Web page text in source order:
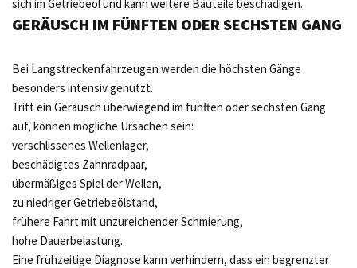
sich im Getriebeöl und kann weitere Bauteile beschädigen.
GERÄUSCH IM FÜNFTEN ODER SECHSTEN GANG
Bei Langstreckenfahrzeugen werden die höchsten Gänge
besonders intensiv genutzt.
Tritt ein Geräusch überwiegend im fünften oder sechsten Gang
auf, können mögliche Ursachen sein:
verschlissenes Wellenlager,
beschädigtes Zahnradpaar,
übermäßiges Spiel der Wellen,
zu niedriger Getriebeölstand,
frühere Fahrt mit unzureichender Schmierung,
hohe Dauerbelastung.
Eine frühzeitige Diagnose kann verhindern, dass ein begrenzter